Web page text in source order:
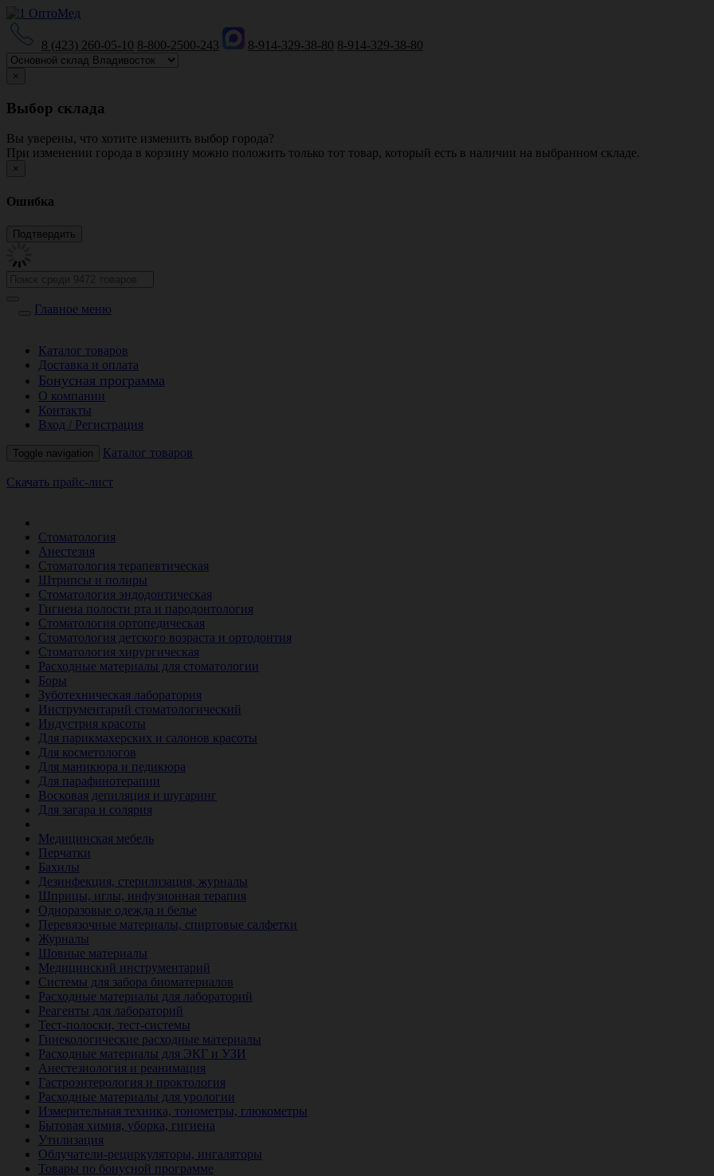
8 (423) 260-05-10 8-800-2500-243 8-914-329-38-80 8-914-329-38-80
×
Выбор склада
Вы уверены, что хотите изменить выбор города?
При изменении города в корзину можно положить только тот товар, который есть в наличии на выбранном складе.
×
Ошибка
Главное меню
Каталог товаров
Доставка и оплата
Бонусная программа
О компании
Контакты
Вход / Регистрация
Toggle navigation Каталог товаров
Скачать прайс-лист
Стоматология
Анестезия
Стоматология терапевтическая
Штрипсы и полиры
Стоматология эндодонтическая
Гигиена полости рта и пародонтология
Стоматология ортопедическая
Стоматология детского возраста и ортодонтия
Стоматология хирургическая
Расходные материалы для стоматологии
Боры
Зуботехническая лаборатория
Инструментарий стоматологический
Индустрия красоты
Для парикмахерских и салонов красоты
Для косметологов
Для маникюра и педикюра
Для парафинотерапии
Восковая депиляция и шугаринг
Для загара и солярия
Медицинская мебель
Перчатки
Бахилы
Дезинфекция, стерилизация, журналы
Шприцы, иглы, инфузионная терапия
Одноразовые одежда и белье
Перевязочные материалы, спиртовые салфетки
Журналы
Шовные материалы
Медицинский инструментарий
Системы для забора биоматериалов
Расходные материалы для лабораторий
Реагенты для лабораторий
Тест-полоски, тест-системы
Гинекологические расходные материалы
Расходные материалы для ЭКГ и УЗИ
Анестезиология и реанимация
Гастроэнтерология и проктология
Расходные материалы для урологии
Измерительная техника, тонометры, глюкометры
Бытовая химия, уборка, гигиена
Утилизация
Облучатели-рециркуляторы, ингаляторы
Товары по бонусной программе